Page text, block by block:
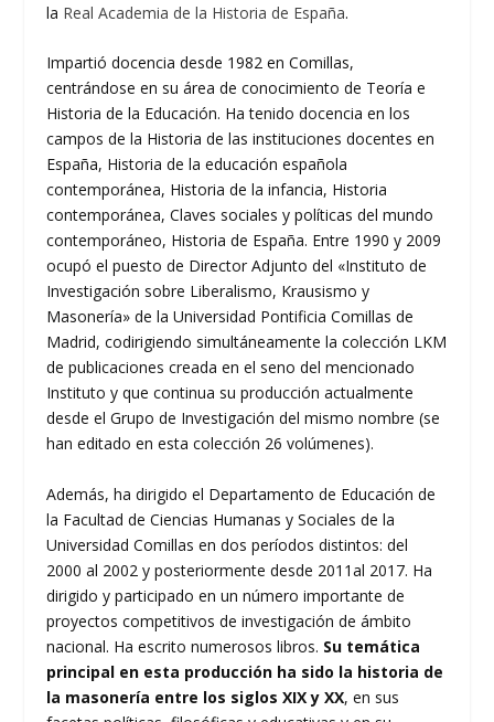
la Real Academia de la Historia de España.
Impartió docencia desde 1982 en Comillas,
centrándose en su área de conocimiento de Teoría e
Historia de la Educación. Ha tenido docencia en los
campos de la Historia de las instituciones docentes en
España, Historia de la educación española
contemporánea, Historia de la infancia, Historia
contemporánea, Claves sociales y políticas del mundo
contemporáneo, Historia de España. Entre 1990 y 2009
ocupó el puesto de Director Adjunto del «Instituto de
Investigación sobre Liberalismo, Krausismo y
Masonería» de la Universidad Pontificia Comillas de
Madrid, codirigiendo simultáneamente la colección LKM
de publicaciones creada en el seno del mencionado
Instituto y que continua su producción actualmente
desde el Grupo de Investigación del mismo nombre (se
han editado en esta colección 26 volúmenes).
Además, ha dirigido el Departamento de Educación de
la Facultad de Ciencias Humanas y Sociales de la
Universidad Comillas en dos períodos distintos: del
2000 al 2002 y posteriormente desde 2011al 2017. Ha
dirigido y participado en un número importante de
proyectos competitivos de investigación de ámbito
nacional. Ha escrito numerosos libros. Su temática
principal en esta producción ha sido la historia de
la masonería entre los siglos XIX y XX, en sus